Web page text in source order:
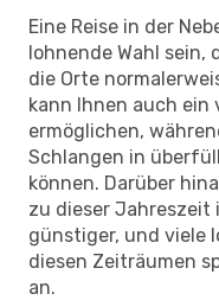
Eine Reise in der
lohnende Wahl sein,
die Orte
kann Ihnen auch ein
ermöglichen,
Schlangen in
können. Darüber
zu dieser Jahreszeit
günstiger, und viele
diesen Zeiträumen
an.